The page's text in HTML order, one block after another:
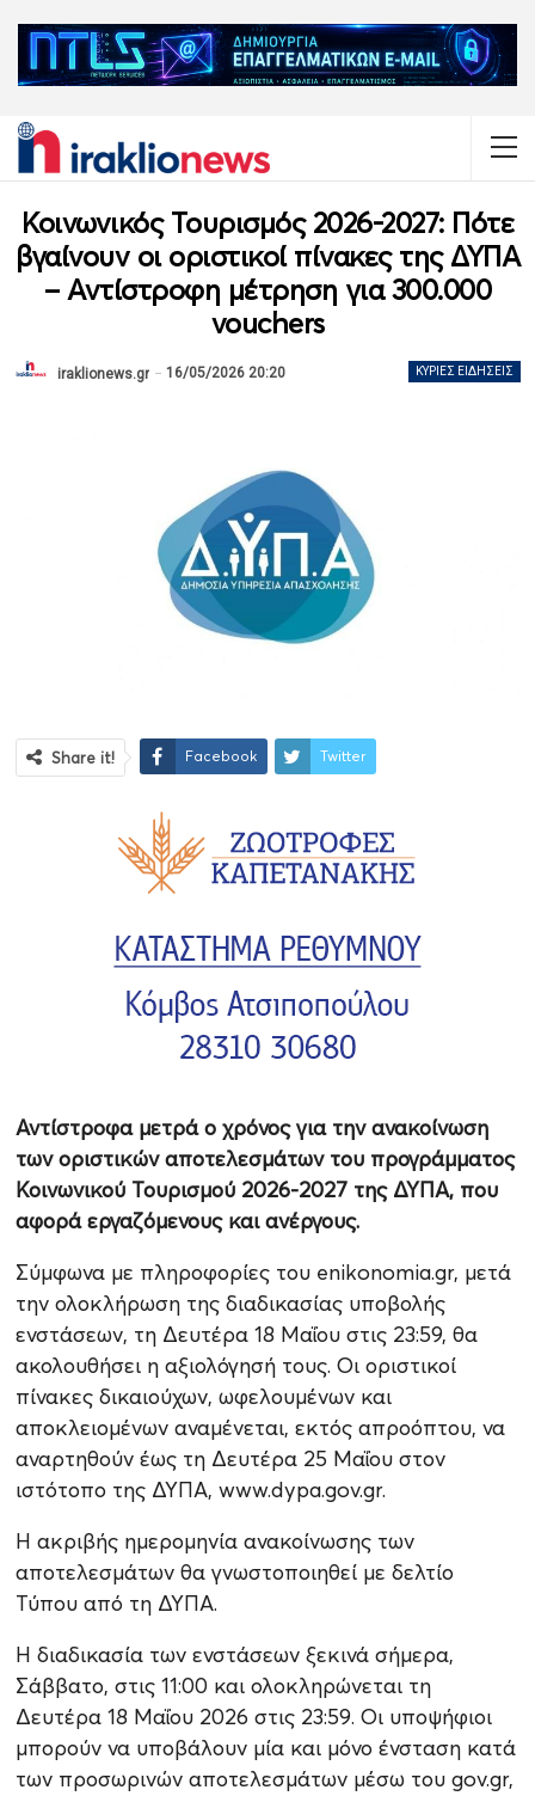
Κοινωνικός Τουρισμός 2026-2027: Πότε
βγαίνουν οι οριστικοί πίνακες της ΔΥΠΑ
– Αντίστροφη μέτρηση για 300.000
vouchers
ΚΎΡΙΕΣ ΕΙΔΉΣΕΙΣ
iraklionews.gr 16/05/2026 20:20
Share it! Facebook Twitter
Αντίστροφα μετρά ο χρόνος για την ανακοίνωση
των οριστικών αποτελεσμάτων του προγράμματος
Κοινωνικού Τουρισμού 2026-2027 της ΔΥΠΑ, που
αφορά εργαζόμενους και ανέργους.
Σύμφωνα με πληροφορίες του enikonomia.gr, μετά
την ολοκλήρωση της διαδικασίας υποβολής
ενστάσεων, τη Δευτέρα 18 Μαΐου στις 23:59, θα
ακολουθήσει η αξιολόγησή τους. Οι οριστικοί
πίνακες δικαιούχων, ωφελουμένων και
αποκλειομένων αναμένεται, εκτός απροόπτου, να
αναρτηθούν έως τη Δευτέρα 25 Μαΐου στον
ιστότοπο της ΔΥΠΑ, www.dypa.gov.gr.
Η ακριβής ημερομηνία ανακοίνωσης των
αποτελεσμάτων θα γνωστοποιηθεί με δελτίο
Τύπου από τη ΔΥΠΑ.
Η διαδικασία των ενστάσεων ξεκινά σήμερα,
Σάββατο, στις 11:00 και ολοκληρώνεται τη
Δευτέρα 18 Μαΐου 2026 στις 23:59. Οι υποψήφιοι
μπορούν να υποβάλουν μία και μόνο ένσταση κατά
των προσωρινών αποτελεσμάτων μέσω του gov.gr,